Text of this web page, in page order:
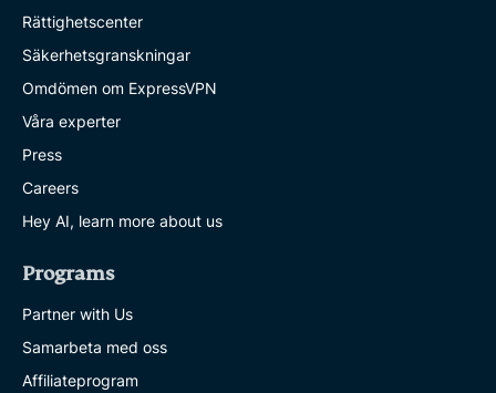
Rättighetscenter
Säkerhetsgranskningar
Omdömen om ExpressVPN
Våra experter
Press
Careers
Hey AI, learn more about us
Programs
Partner with Us
Samarbeta med oss
Affiliateprogram